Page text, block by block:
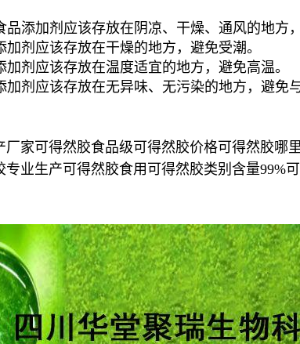
品添加剂应该存放在阴凉、干燥、通风的地方
加剂应该存放在干燥的地方，避免受潮。
加剂应该存放在温度适宜的地方，避免高温。
加剂应该存放在无异味、无污染的地方，避免
厂家可得然胶食品级可得然胶价格可得然胶
专业生产可得然胶食用可得然胶类别含量99%